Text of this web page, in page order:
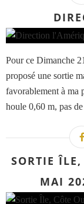
Pour ce Dimanche
proposé une sortie
favorablement à ma
houle 0,60 m, pas
SORTIE
MAI